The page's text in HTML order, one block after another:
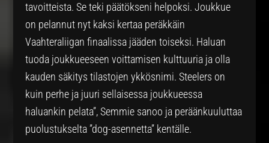
tavoitteista. Se teki päätökseni helpoksi. Joukkue
on pelannut nyt kaksi kertaa peräkkäin
Vaahteraliigan finaalissa jääden toiseksi. Haluan
tuoda joukkueeseen voittamisen kulttuuria ja olla
kauden säkitys tilastojen ykkösnimi. Steelers on
kuin perhe ja juuri sellaisessa joukkueessa
haluankin pelata”, Semmie sanoo ja peräänkuuluttaa
puolustukselta ”dog-asennetta” kentälle.